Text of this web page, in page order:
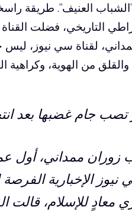
العنيف”. طريقة
التاريخي، فضلت
لقناة سي نيوز،
والقلق من الهوية، وكراهية
جام غضبها بعد
زوران ممداني، أول
الإخبارية
معادٍ للإسلام، قالت